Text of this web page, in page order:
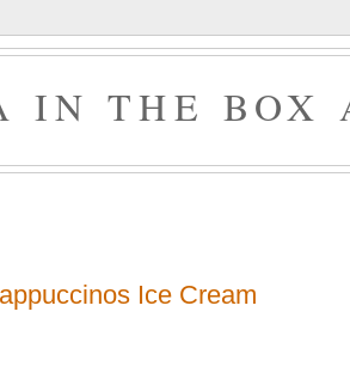
IN THE BOX
Ice Cream